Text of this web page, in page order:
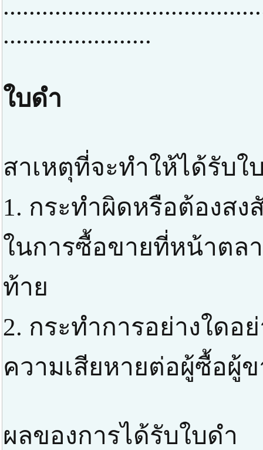
.......................
ใบดำ
สาเหตุที่จะทำให้ได้รับใ
1. กระทำผิดหรือต้องส
ในการซื้อขายที่หน้าตล
ท้าย
2. กระทำการอย่างใดอ
ความเสียหายต่อผู้ซื้อผู้
ผลของการได้รับใบดำ